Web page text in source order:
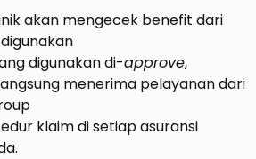
akan mengecek benefit dari
digunakan di-approve,
menerima pelayanan dari
klaim di setiap asuransi